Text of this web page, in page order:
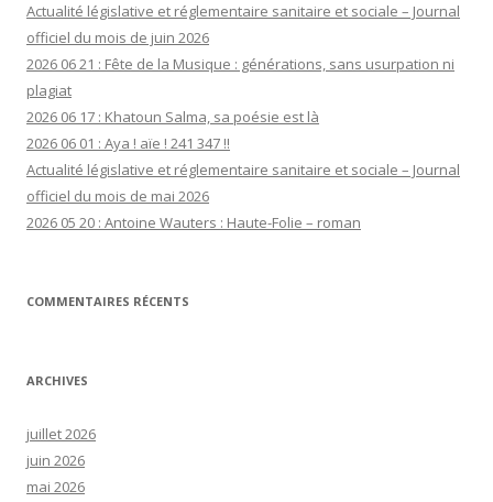
Actualité législative et réglementaire sanitaire et sociale – Journal
officiel du mois de juin 2026
2026 06 21 : Fête de la Musique : générations, sans usurpation ni
plagiat
2026 06 17 : Khatoun Salma, sa poésie est là
2026 06 01 : Aya ! aïe ! 241 347 !!
Actualité législative et réglementaire sanitaire et sociale – Journal
officiel du mois de mai 2026
2026 05 20 : Antoine Wauters : Haute-Folie – roman
COMMENTAIRES RÉCENTS
ARCHIVES
juillet 2026
juin 2026
mai 2026